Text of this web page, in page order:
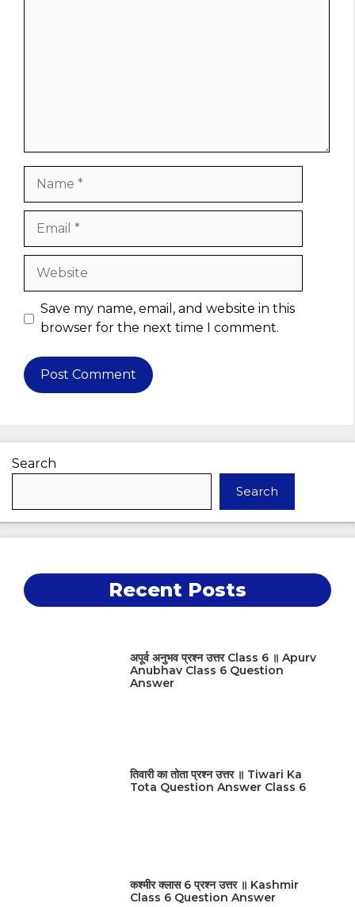
Website
Save my name, email, and website in this
browser for the next time I comment.
Search
Search
Recent Posts
अपूर्व अनुभव प्रश्न उत्तर Class 6 ॥ Apurv
Anubhav Class 6 Question
Answer
तिवारी का तोता प्रश्न उत्तर ॥ Tiwari Ka
Tota Question Answer Class 6
कश्मीर क्लास 6 प्रश्न उत्तर ॥ Kashmir
Class 6 Question Answer